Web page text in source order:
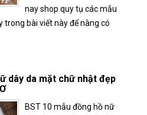
nay shop quy tụ các mẫu
trong bài viết này để nàng có
dây da mặt chữ nhật đẹp
BST 10 mẫu đồng hồ nữ